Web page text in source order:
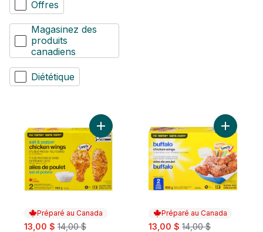
Offres
Magasinez des
produits
canadiens
Diététique
Préparé au Canada
sale:
13,00 $ , formerly:
14,00 $
Ajouter Ailes de dinde sel et poivre au
Préparé au Canada
sale:
13,00 $ , formerly:
14,00 $
Ajouter